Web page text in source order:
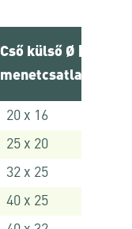
Cső külső Ø [ mm ] x
menetcsatlakozó
20 x 16
25 x 20
32 x 25
40 x 25